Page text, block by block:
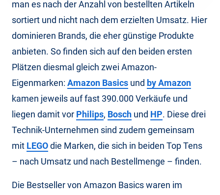
man es nach der Anzahl von bestellten Artikeln
sortiert und nicht nach dem erzielten Umsatz. Hier
dominieren Brands, die eher günstige Produkte
anbieten. So finden sich auf den beiden ersten
Plätzen diesmal gleich zwei Amazon-
Eigenmarken: Amazon Basics und by Amazon
kamen jeweils auf fast 390.000 Verkäufe und
liegen damit vor Philips, Bosch und HP. Diese drei
Technik-Unternehmen sind zudem gemeinsam
mit LEGOdie Marken, die sich in beiden Top Tens
– nach Umsatz und nach Bestellmenge – finden.
Die Bestseller von Amazon Basics waren im